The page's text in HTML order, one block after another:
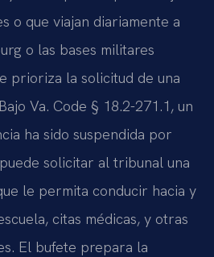
o que viajan diariamente a
o las bases militares
prioriza la solicitud de una
Va. Code § 18.2-271.1, un
ha sido suspendida por
solicitar al tribunal una
le permita conducir hacia y
citas médicas, y otras
El bufete prepara la